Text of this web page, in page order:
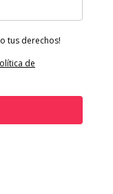
tus derechos!
de